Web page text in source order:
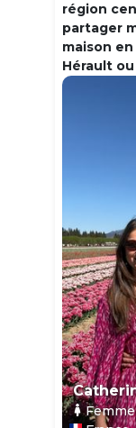
région
partager
maison
Hérault